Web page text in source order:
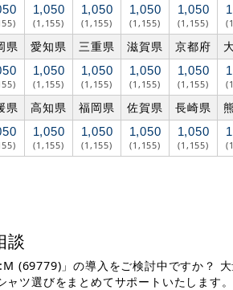
1,050
(1,155)
1,050
(1,155)
1,050
(1,155)
1,050
(1,155)
県 愛知県 三重県 滋賀県 京都府
1,050
(1,155)
1,050
(1,155)
1,050
(1,155)
1,050
(1,155)
県 高知県 福岡県 佐賀県 長崎県
1,050
(1,155)
1,050
(1,155)
1,050
(1,155)
1,050
(1,155)
談
(69779)」の導入をご検討中ですか？
ツ選びをまとめてサポートいたします。